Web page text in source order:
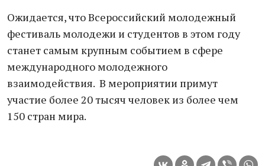
Ожидается, что Всероссийский молодежный
фестиваль молодежи и студентов в этом году
станет самым крупным событием в сфере
международного молодежного
взаимодействия. В мероприятии примут
участие более 20 тысяч человек из более чем
150 стран мира.